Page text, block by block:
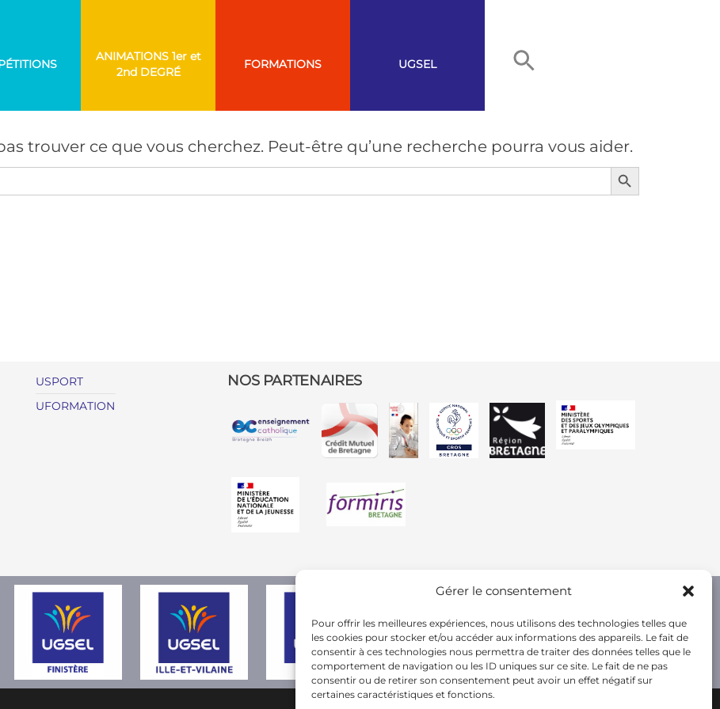
Gérer le consentement
Pour offrir les meilleures expériences, nous utilisons des technologies telles que
les cookies pour stocker et/ou accéder aux informations des appareils. Le fait de
consentir à ces technologies nous permettra de traiter des données telles que le
comportement de navigation ou les ID uniques sur ce site. Le fait de ne pas
consentir ou de retirer son consentement peut avoir un effet négatif sur
certaines caractéristiques et fonctions.
ANIMATIONS
FORMATIONS UGSEL
AUCUN RÉSULTAT
trouver ce que vous cherchez. Peut-être qu’une recherche pourra vous aider.
Search
for:
Search Button
USPORT
UFORMATION
NOS PARTENAIRES